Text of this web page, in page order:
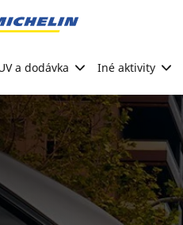
a dodávka Iné aktivity